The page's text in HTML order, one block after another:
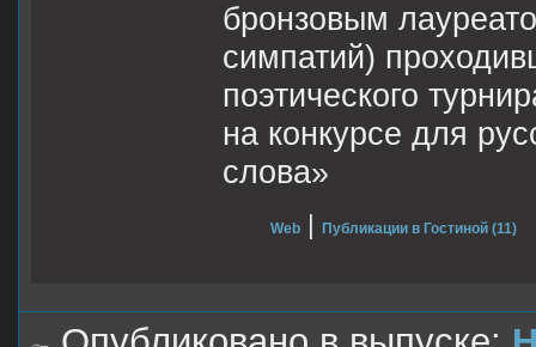
бронзовым
симпатий)
поэтического
на конкурсе для
слова»
Web | Публикации в Гостиной (11)